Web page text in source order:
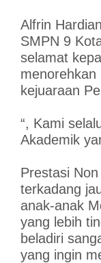
Alfrin
SMPN 9
selamat
kejuaraan
“, Kami
Akademik
Prestasi
terkadang
anak-anak
yang lebih
beladiri
yang ingin